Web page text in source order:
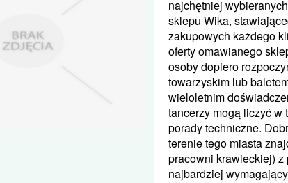
najchętniej
sklepu Wika,
zakupowych każdego
oferty omawianego
osoby dopiero
towarzyskim lub
wieloletnim
tancerzy mogą liczyć w
porady techniczne.
terenie tego miasta
pracowni krawieckiej)
najbardziej